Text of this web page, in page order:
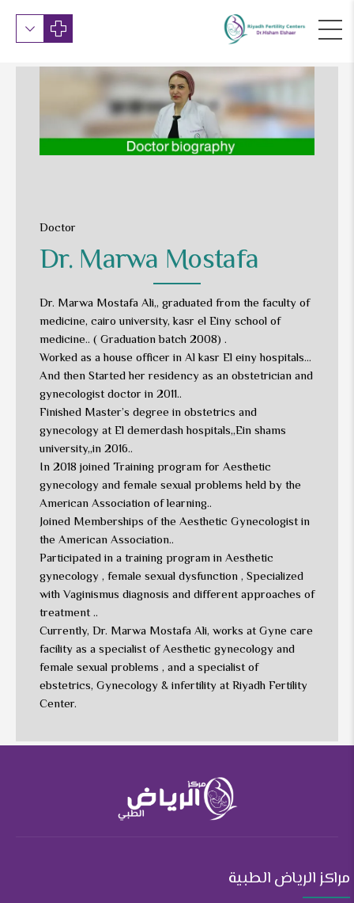
Doctor
Dr. Marwa Mostafa
Dr. Marwa Mostafa Ali,, graduated from the faculty of
medicine, cairo university, kasr el Einy school of
medicine.. ( Graduation batch 2008) .
Worked as a house officer in Al kasr El einy hospitals…
And then Started her residency as an obstetrician and
gynecologist doctor in 2011..
Finished Master’s degree in obstetrics and
gynecology at El demerdash hospitals,,Ein shams
university,,in 2016..
In 2018 joined Training program for Aesthetic
gynecology and female sexual problems held by the
American Association of learning..
Joined Memberships of the Aesthetic Gynecologist in
the American Association..
Participated in a training program in Aesthetic
gynecology , female sexual dysfunction , Specialized
with Vaginismus diagnosis and different approaches of
treatment ..
Currently, Dr. Marwa Mostafa Ali, works at Gyne care
facility as a specialist of Aesthetic gynecology and
female sexual problems , and a specialist of
ebstetrics, Gynecology & infertility at Riyadh Fertility
Center.
مراكز الرياض الطبية